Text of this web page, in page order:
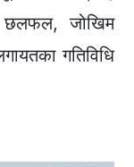
छलफल, जोखिम
गतिविधि